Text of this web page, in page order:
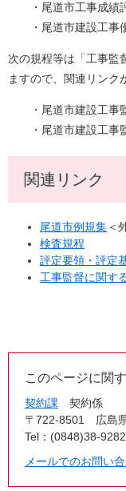
・尾道市工事成績
・尾道市建設工事
次の規程等は「工事監
ますので、関連リンク
・尾道市建設工事
・尾道市建設工事
関連リンク
尾道市例規集＜
検査規程
評定要領・評定
工事監督に関す
このページに関
契約課
契約係
〒722-8501
広島
Tel：(0848)38-9282
メールでのお問い